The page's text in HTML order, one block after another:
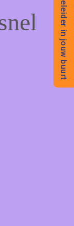
Begeleider in jouw buurt